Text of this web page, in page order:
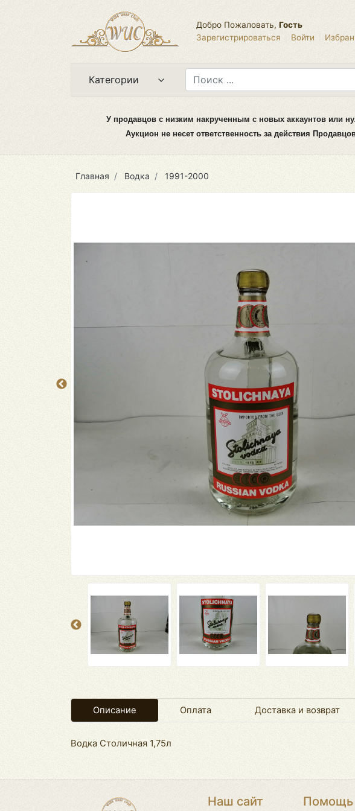
Добро Пожаловать, Гость
Зарегистрироваться
Войти
Категории
У продавцов с низким накрученным с новых аккаунтов или
Аукцион не несет ответственность за действия
Главная Водка 1991-2000
Описание Оплата Доставка и возврат
Водка Столичная 1,75л
Наш сайт Помощь